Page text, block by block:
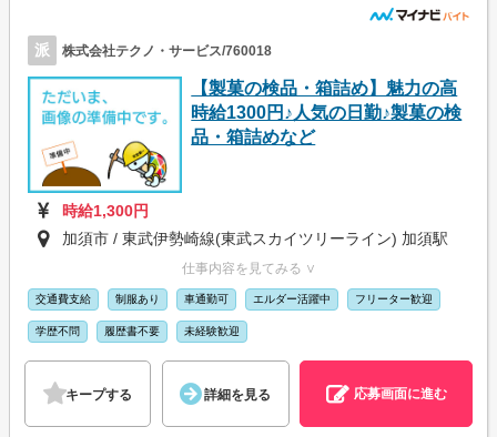
派 株式会社テクノ・サービス/760018
【製菓の検品・箱詰め】魅力の高
時給1300円♪人気の日勤♪製菓の検
品・箱詰めなど
時給1,300円
加須市 / 東武伊勢崎線(東武スカイツリーライン) 加須駅
仕事内容を見てみる ∨
交通費支給 制服あり 車通勤可 エルダー活躍中 フリーター歓迎
学歴不問 履歴書不要 未経験歓迎
キープする 詳細を見る 応募画面に進む